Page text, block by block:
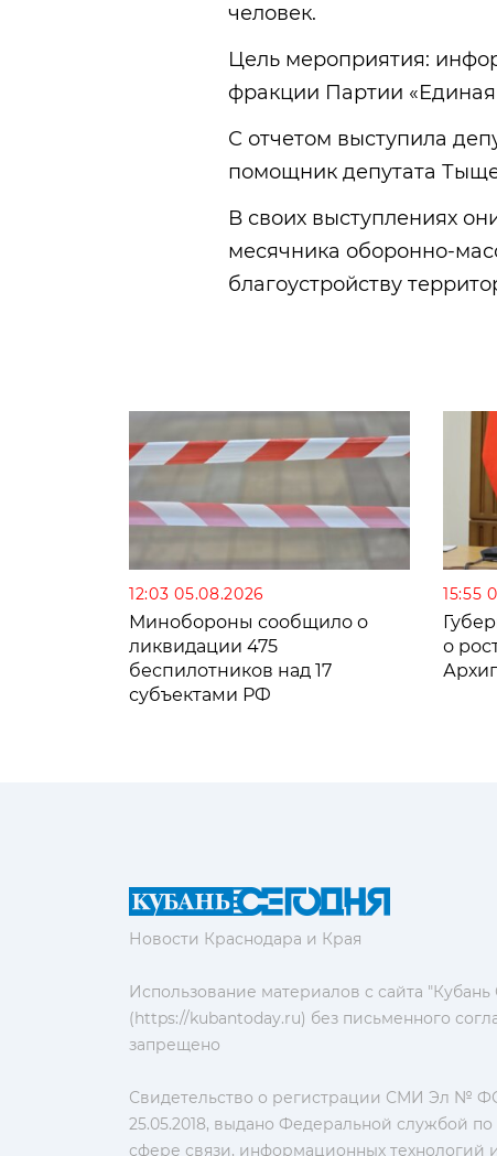
человек.
Цель мероприятия:
фракции Партии «Единая
С отчетом выступила
помощник депутата
В своих выступлениях
месячника оборонно-
благоустройству
12:03 05.08.2026
Минобороны сообщило о
ликвидации 475
беспилотников над 17
субъектами РФ
15:55
о
Новости Краснодара и Края
Использование материалов с сайта "Кубань
(https://kubantoday.ru) без письменного
запрещено
Свидетельство о регистрации СМИ Эл №
25.05.2018, выдано Федеральной службой по
сфере связи, информационных технологий